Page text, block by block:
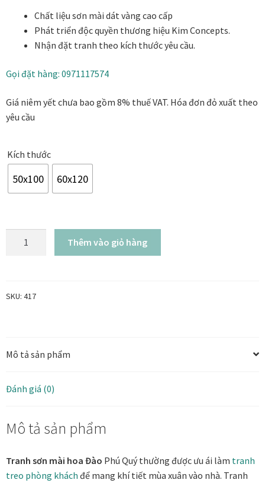
Danh Lam Collection
Điều Khoản Sử Dụng
Hoa Xuân – Tranh sơn mài hoa
Kim Mã – Tranh sơn mài dát vàng
Liên Hoa – Tranh hoa sen sơn mài
Saigon In Monochrome
Tranh ánh kim Collection
Tranh sơn mài Thư Pháp
Trống Đồng Collection
Viên Dung Collection
8.000.000₫
đến
11.000.000₫
Chất liệu sơn mài dát vàng cao cấp
Phát triển độc quyền thương hiệu Kim Concepts.
Nhận đặt tranh theo kích thước yêu cầu.
Gọi đặt hàng: 0971117574
Giá niêm yết chưa bao gồm 8% thuế VAT. Hóa đơn đỏ xuất theo
yêu cầu
Kích thước
50x100 60x120
-
vàng
lượng
Thêm vào giỏ hàng
SKU: 417
Mô tả sản phẩm
Đánh giá (0)
Mô tả sản phẩm
Tranh sơn mài hoa Đào Phú Quý thường được ưu ái làm tranh
treo phòng khách để mang khí tiết mùa xuân vào nhà. Tranh